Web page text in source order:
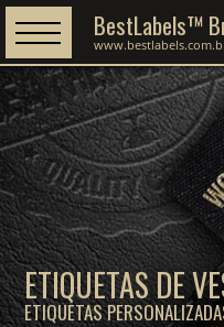
ETIQUETAS DE
ETIQUETAS
BestLabels™